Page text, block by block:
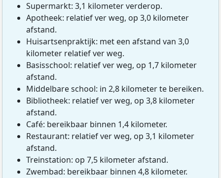
Supermarkt: 3,1 kilometer verderop.
Apotheek: relatief ver weg, op 3,0 kilometer
afstand.
Huisartsenpraktijk: met een afstand van 3,0
kilometer relatief ver weg.
Basisschool: relatief ver weg, op 1,7 kilometer
afstand.
Middelbare school: in 2,8 kilometer te bereiken.
Bibliotheek: relatief ver weg, op 3,8 kilometer
afstand.
Café: bereikbaar binnen 1,4 kilometer.
Restaurant: relatief ver weg, op 3,1 kilometer
afstand.
Treinstation: op 7,5 kilometer afstand.
Zwembad: bereikbaar binnen 4,8 kilometer.